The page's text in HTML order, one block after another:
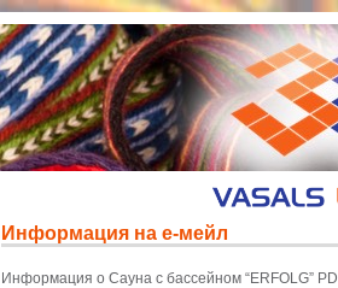
Информация на е-мейл
Информация о Сауна с бассейном “ERFOLG”